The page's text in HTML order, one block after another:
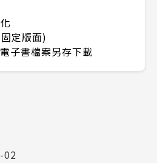
定版面)
子書檔案另存下載
02